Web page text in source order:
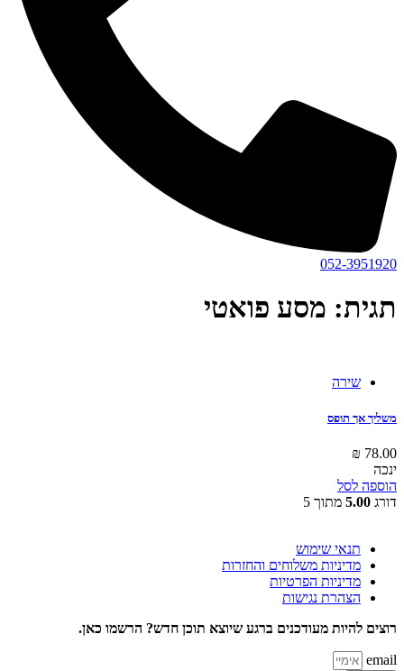
052-3951920
תגית: מסע פואטי
שירה
משליך אך תופס
78.00
₪
ינכה
הוספה לסל
דורג 5.00 מתוך 5
תנאי שימוש
מדיניות משלוחים והחזרות
מדיניות הפרטיות
הצהרת נגישות
רוצים להיות מעודכנים ברגע שיוצא תוכן חדש? הרשמו כאן.
email